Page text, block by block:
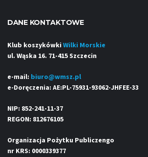
DANE KONTAKTOWE
Klub koszykówki Wilki Morskie
ul. Wąska 16. 71-415 Szczecin
e-mail: biuro@wmsz.pl
e-Doręczenia: AE:PL-75931-93062-JHFEE-33
NIP: 852-241-11-37
REGON: 812676105
Organizacja Pożytku Publiczengo
nr KRS: 0000339377